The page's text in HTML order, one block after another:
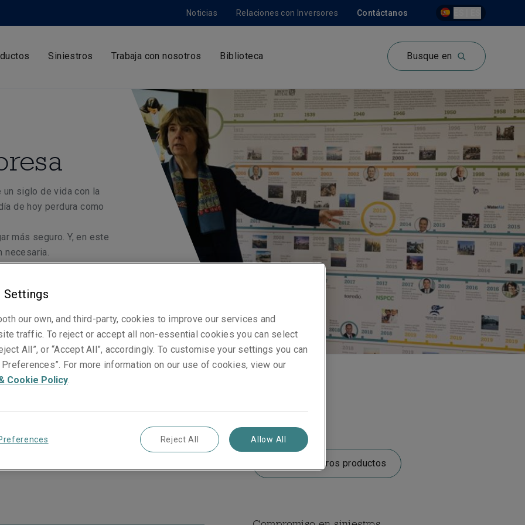
Contáctanos
Noticias Relaciones con Inversores
Siniestros Trabaja con nosotros Biblioteca Busque en
un siglo de vida con la
de hoy perdura como
más seguro. Y, en este
necesaria.
no es algo que haya
durante todo el siglo
compañías de seguros
historia se remonta a 1912 cuando Liberty
Employees Insurance Association (MEIA)
laborales.
Conoce nuestros productos
Settings
our own, and third-party, cookies to improve our services and
traffic. To reject or accept all non-essential cookies you can select
All”, or “Accept All”, accordingly. To customise your settings you can
Preferences”. For more information on our use of cookies, view our
Cookie Policy.
Reject All Allow All